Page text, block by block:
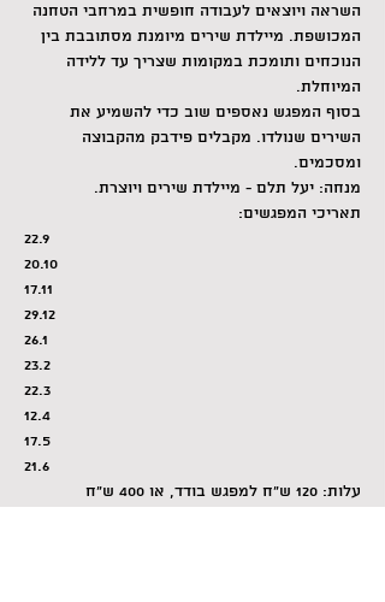
השראה ויוצאים לעבודה חופשית במרחבי הטחנה
המכושפת. מיילדת שירים מיומנת מסתובבת בין
הנוכחים ותומכת במקומות שצריך עד ללידה
המיוחלת.
בסוף המפגש נאספים שוב כדי להשמיע את
השירים שנולדו. מקבלים פידבק מהקבוצה
ומסכמים.
מנחה: יעל תלם - מיילדת שירים ויוצרת.
תאריכי המפגשים:
22.9
20.10
17.11
29.12
26.1
23.2
22.3
12.4
17.5
21.6
עלות: 120 ש"ח למפגש בודד, או 400 ש"ח